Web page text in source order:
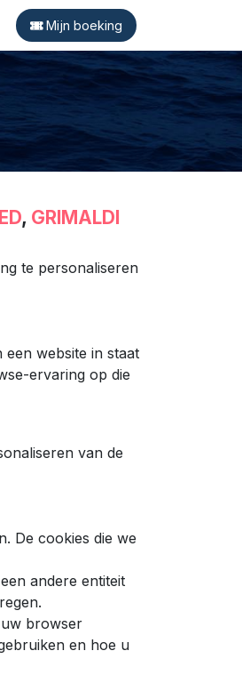
Mijn boeking
, GRIMALDI
te personaliseren
website in staat
ervaring op die
van de
De cookies die we
andere entiteit
browser
en hoe u